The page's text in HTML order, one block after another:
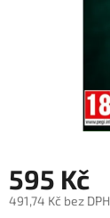
595 Kč
491,74 Kč bez DPH